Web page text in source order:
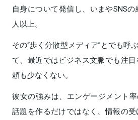
自身について発信し、いまやSNS
人以上。
その“歩く分散型メディア”とでも呼
て、最近ではビジネス文脈でも注
頼も少なくない。
彼女の強みは、エンゲージメント
話題を作るだけではなく、情報の